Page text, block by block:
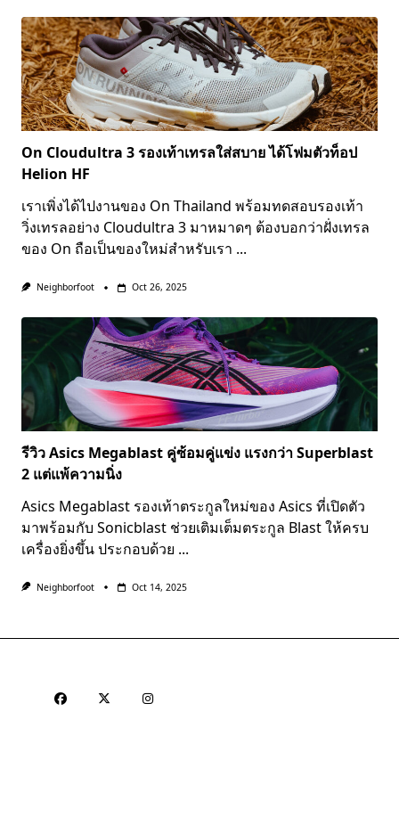
On Cloudultra 3 รองเท้าเทรลใส่สบาย ได้โฟมตัวท็อป
Helion HF
เราเพิ่งได้ไปงานของ On Thailand พร้อมทดสอบรองเท้า
วิ่งเทรลอย่าง Cloudultra 3 มาหมาดๆ ต้องบอกว่าฝั่งเทรล
ของ On ถือเป็นของใหม่สำหรับเรา ...
Neighborfoot Oct 26, 2025
รีวิว Asics Megablast คู่ซ้อมคู่แข่ง แรงกว่า Superblast
2 แต่แพ้ความนิ่ง
Asics Megablast รองเท้าตระกูลใหม่ของ Asics ที่เปิดตัว
มาพร้อมกับ Sonicblast ช่วยเติมเต็มตระกูล Blast ให้ครบ
เครื่องยิ่งขึ้น ประกอบด้วย ...
Neighborfoot Oct 14, 2025